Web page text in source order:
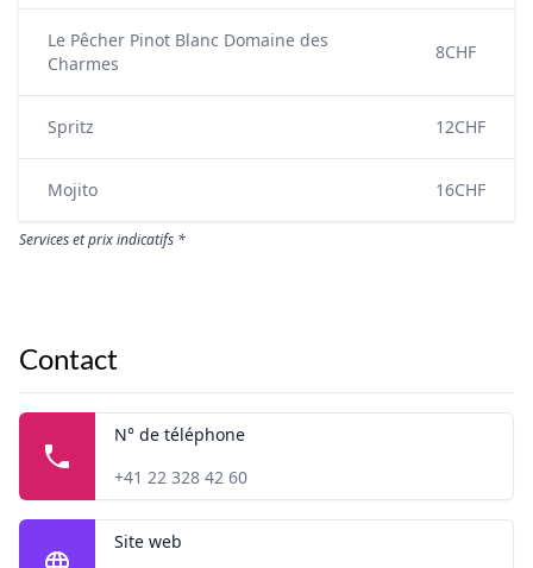
Le Pêcher Pinot Blanc Domaine des
Charmes
8CHF
Spritz 12CHF
Mojito 16CHF
Services et prix indicatifs *
Contact
N° de téléphone
+41 22 328 42 60
Site web